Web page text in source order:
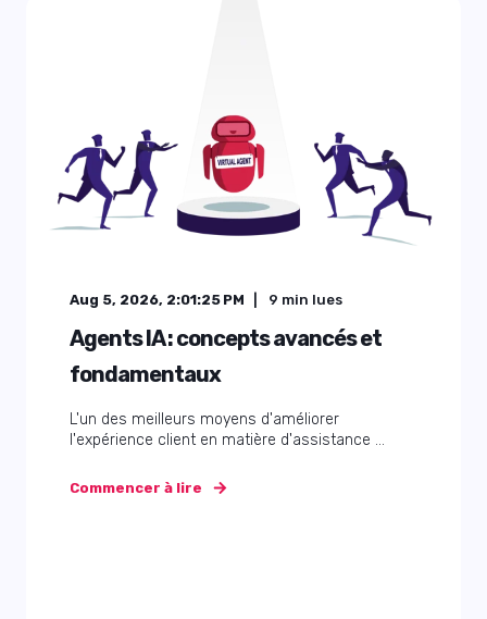
Aug 5, 2026, 2:01:25 PM 9 min lues
Agents IA : concepts avancés et
fondamentaux
L'un des meilleurs moyens d'améliorer
l'expérience client en matière d'assistance ...
Commencer à lire